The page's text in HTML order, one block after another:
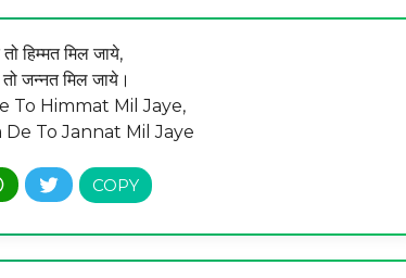
हिम्मत मिल जाये,
जन्नत मिल जाये।
To Himmat Mil Jaye,
To Jannat Mil Jaye